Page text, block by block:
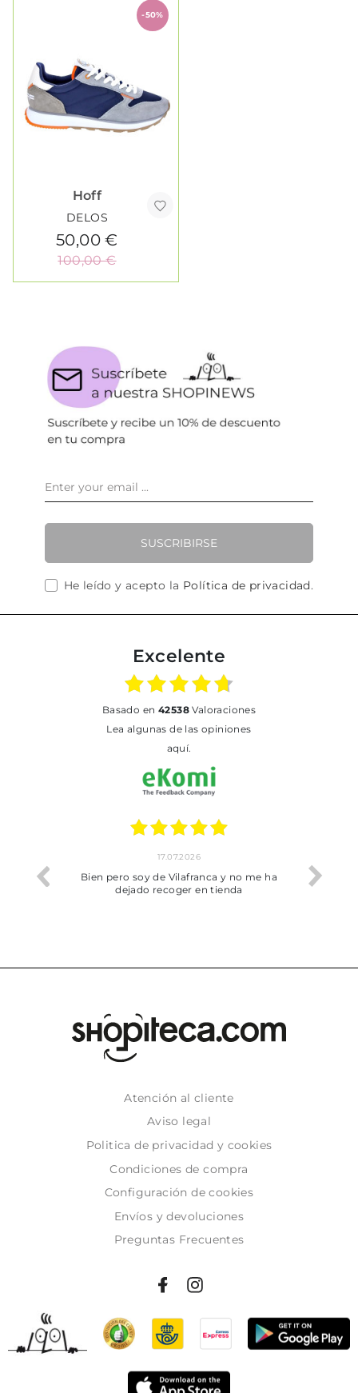
-50%
Hoff
DELOS
50,00 €
100,00 €
SUSCRIBIRSE
He leído y acepto la Política de privacidad.
Excelente
basado en 42538Valoraciones
Lea algunas de las opiniones
aquí.
trobat
17.07.2026
Bien pero soy de Vilafranca y no me ha
dejado recoger en tienda
Atención al cliente
Aviso legal
Politica de privacidad y cookies
Condiciones de compra
Configuración de cookies
Envíos y devoluciones
Preguntas Frecuentes